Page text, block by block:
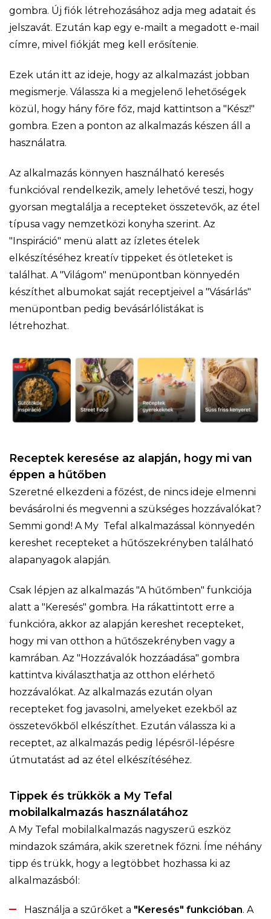
gombra. Új fiók létrehozásához adja meg adatait és
jelszavát. Ezután kap egy e-mailt a megadott e-mail
címre, mivel fiókját meg kell erősítenie.
Ezek után itt az ideje, hogy az alkalmazást jobban
megismerje. Válassza ki a megjelenő lehetőségek
közül, hogy hány főre főz, majd kattintson a "Kész!"
gombra. Ezen a ponton az alkalmazás készen áll a
használatra.
Az alkalmazás könnyen használható keresés
funkcióval rendelkezik, amely lehetővé teszi, hogy
gyorsan megtalálja a recepteket összetevők, az étel
típusa vagy nemzetközi konyha szerint. Az
"Inspiráció" menü alatt az ízletes ételek
elkészítéséhez kreatív tippeket és ötleteket is
találhat. A "Világom" menüpontban könnyedén
készíthet albumokat saját receptjeivel a "Vásárlás"
menüpontban pedig bevásárlólistákat is
létrehozhat.
Receptek keresése az alapján, hogy mi van
éppen a hűtőben
Szeretné elkezdeni a főzést, de nincs ideje elmenni
bevásárolni és megvenni a szükséges hozzávalókat?
Semmi gond! A My Tefal alkalmazással könnyedén
kereshet recepteket a hűtőszekrényben található
alapanyagok alapján.
Csak lépjen az alkalmazás "A hűtőmben" funkciója
alatt a "Keresés" gombra. Ha rákattintott erre a
funkcióra, akkor az alapján kereshet recepteket,
hogy mi van otthon a hűtőszekrényben vagy a
kamrában. Az "Hozzávalók hozzáadása" gombra
kattintva kiválaszthatja az otthon elérhető
hozzávalókat. Az alkalmazás ezután olyan
recepteket fog javasolni, amelyeket ezekből az
összetevőkből elkészíthet. Ezután válassza ki a
receptet, az alkalmazás pedig lépésről-lépésre
útmutatást ad az étel elkészítéséhez.
Tippek és trükkök a My Tefal
mobilalkalmazás használatához
A My Tefal mobilalkalmazás nagyszerű eszköz
mindazok számára, akik szeretnek főzni. Íme néhány
tipp és trükk, hogy a legtöbbet hozhassa ki az
alkalmazásból:
Használja a szűrőket a "Keresés" funkcióban. A